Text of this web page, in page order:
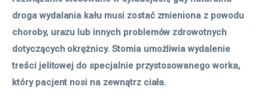
droga wydalania kału musi zostać zmieniona z powodu
choroby, urazu lub innych problemów zdrowotnych
dotyczących okrężnicy. Stomia umożliwia wydalenie
treści jelitowej do specjalnie przystosowanego worka,
który pacjent nosi na zewnątrz ciała.